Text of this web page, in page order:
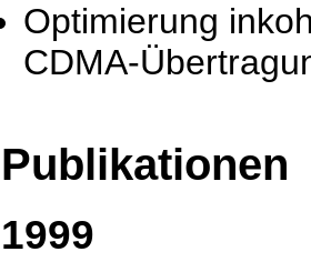
Optimierung
CDMA-
Publikationen
1999